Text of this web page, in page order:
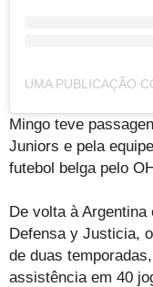
Mingo teve
Juniors e pela
futebol belga pelo
De volta à
Defensa y Justicia,
de duas
assistência em 40